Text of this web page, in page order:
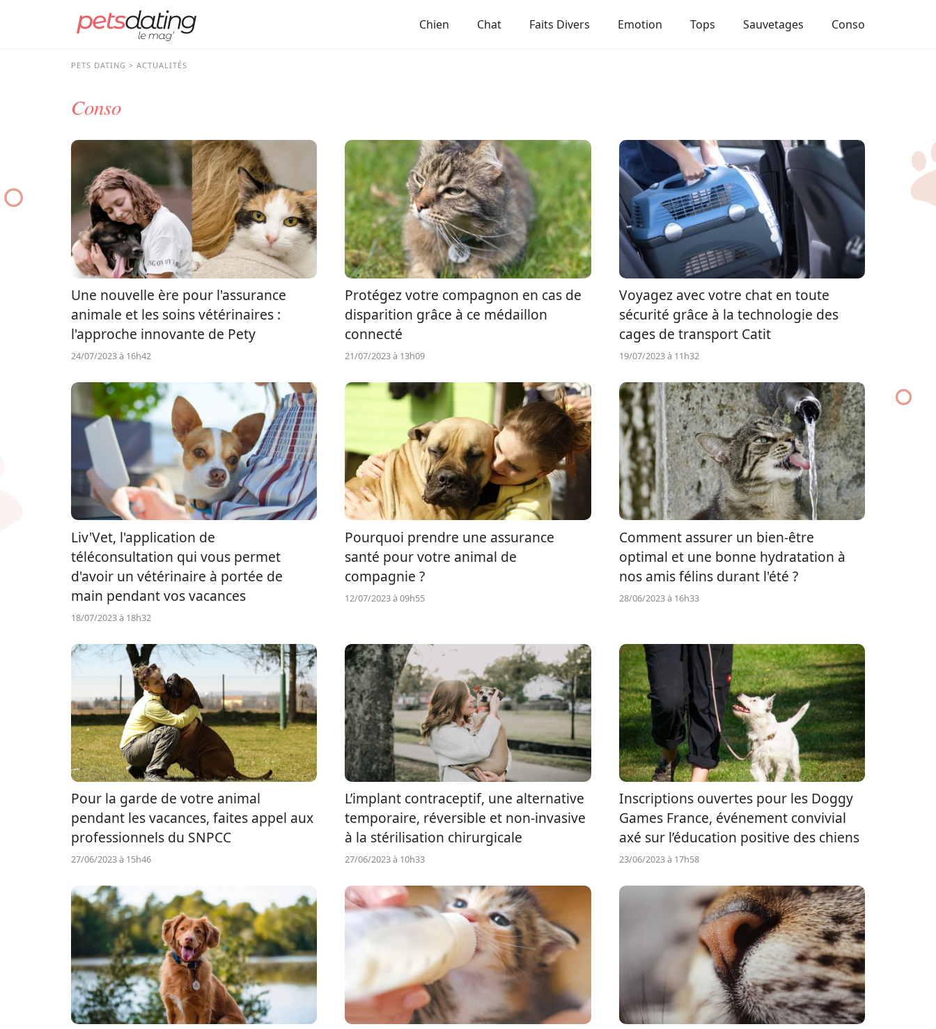
Chien Chat Faits Divers Emotion Tops Sauvetages Conso
PETS DATING ACTUALITÉS
Conso
Une nouvelle ère pour l'assurance
animale et les soins vétérinaires :
l'approche innovante de Pety
24/07/2023 à 16h42
Protégez votre compagnon en cas de
disparition grâce à ce médaillon
connecté
21/07/2023 à 13h09
Voyagez avec votre chat en toute
sécurité grâce à la technologie des
cages de transport Catit
19/07/2023 à 11h32
Liv'Vet, l'application de
téléconsultation qui vous permet
d'avoir un vétérinaire à portée de
main pendant vos vacances
18/07/2023 à 18h32
Pourquoi prendre une assurance
santé pour votre animal de
compagnie ?
12/07/2023 à 09h55
Comment assurer un bien-être
optimal et une bonne hydratation à
nos amis félins durant l'été ?
28/06/2023 à 16h33
Pour la garde de votre animal
pendant les vacances, faites appel aux
professionnels du SNPCC
27/06/2023 à 15h46
L’implant contraceptif, une alternative
temporaire, réversible et non-invasive
à la stérilisation chirurgicale
27/06/2023 à 10h33
Inscriptions ouvertes pour les Doggy
Games France, événement convivial
axé sur l’éducation positive des chiens
23/06/2023 à 17h58